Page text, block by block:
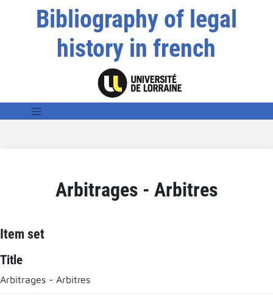
Bibliography of legal
history in french
Arbitrages - Arbitres
Item set
Title
Arbitrages - Arbitres